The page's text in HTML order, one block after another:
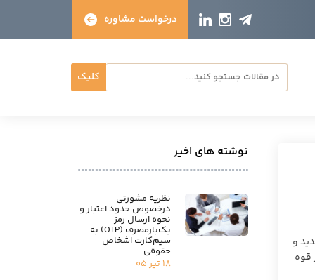
کلیک
درخواست مشاوره
و
قوه
نوشته های اخیر
نظریه مشورتی
درخصوص حدود اعتبار و
نحوه ارسال رمز
یک‌بارمصرف (OTP) به
سیم‌کارت اشخاص
حقوقی
۱۸ تیر ۰۵